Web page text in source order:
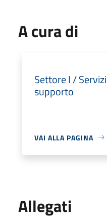
A cura di
Settore I /
supporto
VAI ALLA PAGINA
Allegati